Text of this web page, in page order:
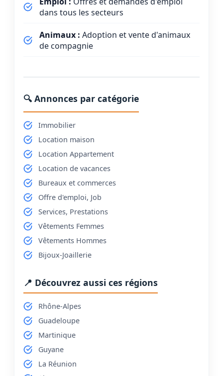
dans tous les secteurs
Animaux : Adoption et vente d'animaux
de compagnie
🔍 Annonces par catégorie
Immobilier
Location maison
Location Appartement
Location de vacances
Bureaux et commerces
Offre d'emploi, Job
Services, Prestations
Vêtements Femmes
Vêtements Hommes
Bijoux-Joaillerie
📍 Découvrez aussi ces régions
Rhône-Alpes
Guadeloupe
Martinique
Guyane
La Réunion